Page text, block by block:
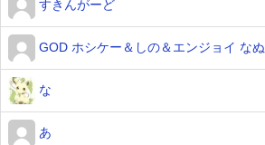
すきんがーど
GOD ホシケー＆しの＆エンジョイ なぬ
な
あ